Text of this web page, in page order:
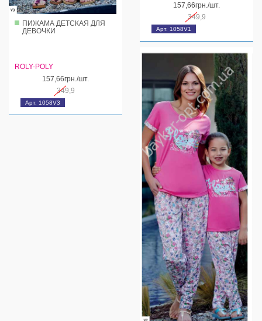
Арт. 1058V3
ПИЖАМА ДЕТСКАЯ ДЛЯ
ДЕВОЧКИ
ROLY-POLY
157,66грн./шт.
349,9
Арт. 1058V1
157,66грн./шт.
349,9